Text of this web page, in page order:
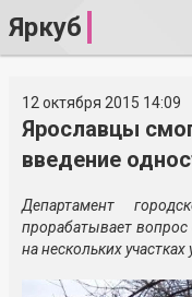
Яркуб
12 октября 2015 14:09
Ярославцы
введение
Департамент
прорабатывает
на нескольких